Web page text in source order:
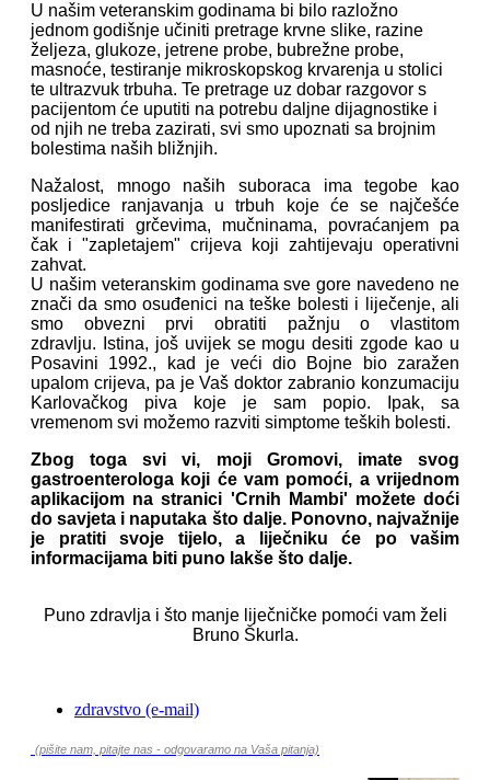
U našim veteranskim godinama bi bilo razložno
jednom godišnje učiniti pretrage krvne slike, razine
željeza, glukoze, jetrene probe, bubrežne probe,
masnoće, testiranje mikroskopskog krvarenja u stolici
te ultrazvuk trbuha. Te pretrage uz dobar razgovor s
pacijentom će uputiti na potrebu daljne dijagnostike i
od njih ne treba zazirati, svi smo upoznati sa brojnim
bolestima naših bližnjih.
Nažalost, mnogo naših suboraca ima tegobe kao
posljedice ranjavanja u trbuh koje će se najčešće
manifestirati grčevima, mučninama, povraćanjem pa
čak i "zapletajem" crijeva koji zahtijevaju operativni
zahvat.
U našim veteranskim godinama sve gore navedeno ne
znači da smo osuđenici na teške bolesti i liječenje, ali
smo obvezni prvi obratiti pažnju o vlastitom
zdravlju.
Istina, još uvijek se mogu desiti zgode kao u
Posavini 1992., kad je veći dio Bojne bio zaražen
upalom crijeva, pa je Vaš doktor zabranio konzumaciju
Karlovačkog piva koje je sam popio. Ipak, sa
vremenom svi možemo razviti simptome teških bolesti.
Zbog toga svi vi, moji Gromovi, imate svog
gastroenterologa koji će vam pomoći, a vrijednom
aplikacijom na stranici 'Crnih Mambi' možete doći
do savjeta i naputaka što dalje. Ponovno, najvažnije
je pratiti svoje tijelo, a liječniku će po vašim
informacijama biti puno lakše što dalje.
Puno zdravlja i što manje liječničke pomoći vam želi
Bruno Škurla.
zdravstvo (e-mail)
(pišite nam, pitajte nas - odgovaramo na Vaša pitanja)